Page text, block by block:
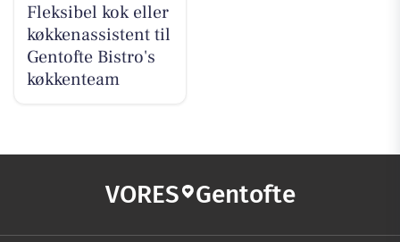
Fleksibel kok eller
køkkenassistent til
Gentofte Bistro's
køkkenteam
VORES Gentofte